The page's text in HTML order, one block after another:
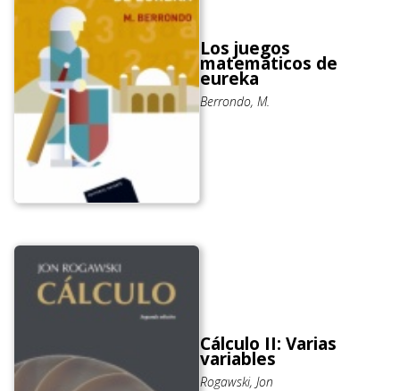
Los juegos
matemáticos de
eureka
Berrondo, M.
Cálculo II: Varias
variables
Rogawski, Jon